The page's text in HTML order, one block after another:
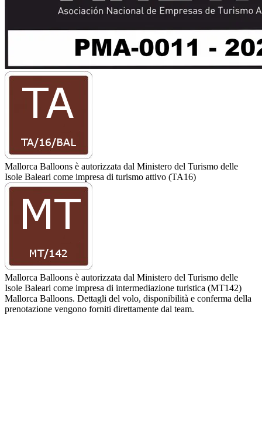
Mallorca Balloons è autorizzata dal Ministero del Turismo delle
Isole Baleari come impresa di turismo attivo (TA16)
Mallorca Balloons è autorizzata dal Ministero del Turismo delle
Isole Baleari come impresa di intermediazione turistica (MT142)
Mallorca Balloons. Dettagli del volo, disponibilità e conferma della
prenotazione vengono forniti direttamente dal team.